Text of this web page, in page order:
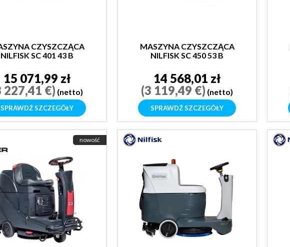
CZYSZCZĄCA
NILFISK SC 401 43 B
15 071,99 zł
227,41 €) (netto)
SPRAWDŹ SZCZEGÓŁY
MASZYNA CZYSZCZĄCA
NILFISK SC 450 53 B
14 568,01 zł
(3 119,49 €) (netto)
SPRAWDŹ SZCZEGÓŁY
nowość